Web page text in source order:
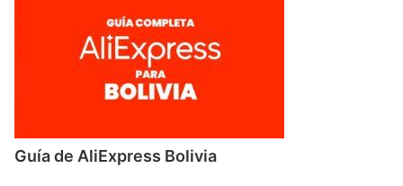
Guía de AliExpress Bolivia